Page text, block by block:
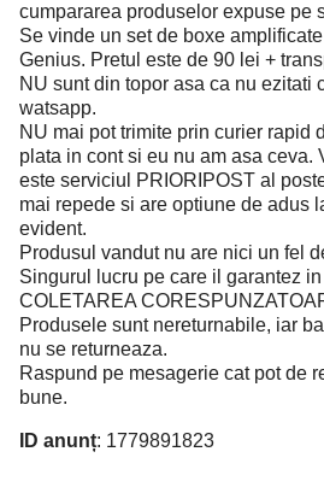
cumpararea produselor expuse pe
Se vinde un set de boxe
Genius. Pretul este de 90 lei +
NU sunt din topor asa ca nu ezitati
watsapp.
NU mai pot trimite prin curier rapid
plata in cont si eu nu am asa ceva.
este serviciul PRIORIPOST al
mai repede si are optiune de adus
evident.
Produsul vandut nu are nici un fel
Singurul lucru pe care il garantez
COLETAREA
Produsele sunt nereturnabile, iar
nu se returneaza.
Raspund pe mesagerie cat pot de
bune.
ID anunț: 1779891823